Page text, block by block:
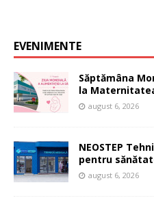
EVENIMENTE
Săptămâna
la
august 6, 2026
NEOSTEP
pentru
august 6, 2026